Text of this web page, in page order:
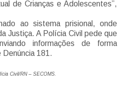
de Crianças e Adolescentes”,
ao sistema prisional, onde
Justiça. A Polícia Civil pede que
informações de forma
181.
Civil/RN – SECOMS.